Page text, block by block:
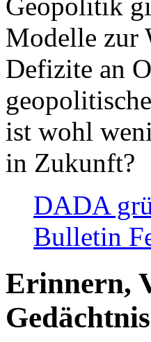
Geopolitik
Modelle zur
Defizite an
ist wohl
in Zukunft?
DADA
Bulletin
Erinnern,